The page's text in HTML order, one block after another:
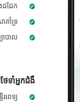
ជែក
គាំទ្រ
ាបាល
ថែទាំអ្នកជំងឺ
ពេទ្យ